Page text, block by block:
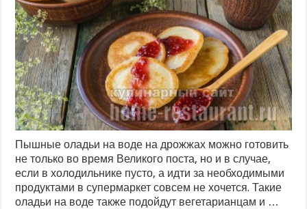
Пышные оладьи на воде на дрожжах можно готовить
не только во время Великого поста, но и в случае,
если в холодильнике пусто, а идти за необходимыми
продуктами в супермаркет совсем не хочется. Такие
оладьи на воде также подойдут вегетарианцам и …